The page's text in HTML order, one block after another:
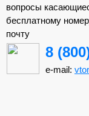
вопросы
бесплатному
почту
8
e-mail: